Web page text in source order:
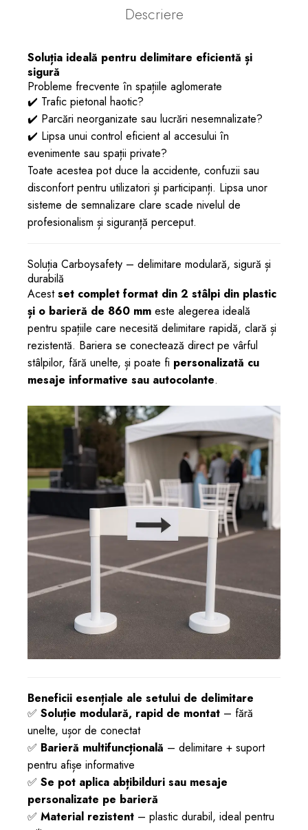
Descriere
Soluția ideală pentru delimitare eficientă și
sigură
Probleme frecvente în spațiile aglomerate
✔️ Trafic pietonal haotic?
✔️ Parcări neorganizate sau lucrări nesemnalizate?
✔️ Lipsa unui control eficient al accesului în
evenimente sau spații private?
Toate acestea pot duce la accidente, confuzii sau
disconfort pentru utilizatori și participanți. Lipsa unor
sisteme de semnalizare clare scade nivelul de
profesionalism și siguranță perceput.
Soluția Carboysafety – delimitare modulară, sigură și
durabilă
Acestset complet format din 2 stâlpi din plastic
și o barieră de 860 mm este alegerea ideală
pentru spațiile care necesită delimitare rapidă, clară și
rezistentă. Bariera se conectează direct pe vârful
stâlpilor, fără unelte, și poate fi personalizată cu
mesaje informative sau autocolante.
Beneficii esențiale ale setului de delimitare
✅ Soluție modulară, rapid de montat – fără
unelte, ușor de conectat
✅ Barieră multifuncțională – delimitare + suport
pentru afișe informative
✅ Se pot aplica abțibilduri sau mesaje
personalizate pe barieră
✅ Material rezistent – plastic durabil, ideal pentru